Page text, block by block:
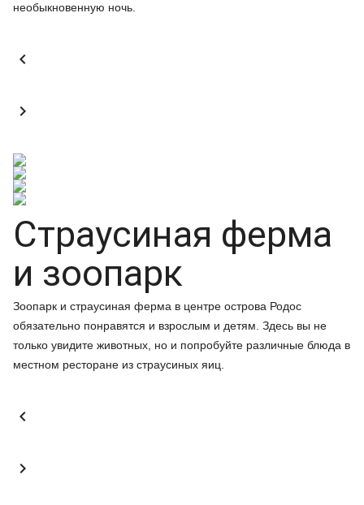
необыкновенную ночь.


Страусиная ферма
и зоопарк
Зоопарк и страусиная ферма в центре острова Родос
обязательно понравятся и взрослым и детям. Здесь вы не
только увидите животных, но и попробуйте различные блюда в
местном ресторане из страусиных яиц.

